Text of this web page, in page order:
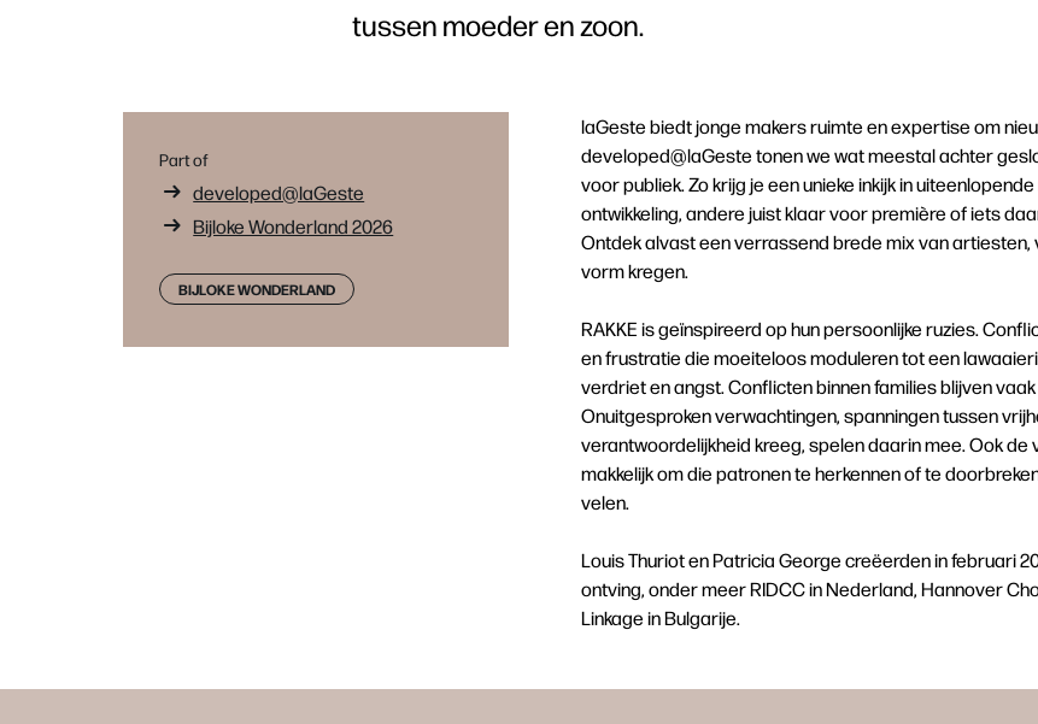
tussen moeder en zoon.
laGeste biedt jonge makers ruimte en expertise om
developed@laGeste tonen we wat meestal achter
voor publiek. Zo krijg je een unieke inkijk in
ontwikkeling, andere juist klaar voor première of iets
Ontdek alvast een verrassend brede mix van
vorm kregen.
RAKKE is geïnspireerd op hun persoonlijke ruzies.
en frustratie die moeiteloos moduleren tot een
verdriet en angst. Conflicten binnen families blijven
Onuitgesproken verwachtingen, spanningen tussen
verantwoordelijkheid kreeg, spelen daarin mee. Ook
makkelijk om die patronen te herkennen of te
velen.
Louis Thuriot en Patricia George creëerden in februari
ontving, onder meer RIDCC in Nederland, Hannover
Linkage in Bulgarije.
Part of
developed@laGeste
Bijloke Wonderland 2026
BIJLOKE WONDERLAND